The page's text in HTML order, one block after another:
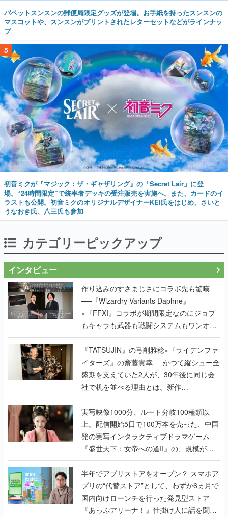
パペットスンスンの郵便局限定グッズが登場。お手紙を持ったスンスンの
マスコットや、スンスンがプリントされたレターセットなどがラインナッ
プ
5
初音ミクが『マジック：ザ・ギャザリング』の「Secret Lair」に登
場。“24時間限定”で統率者デッキの受注販売を実施へ。また、カードのイ
ラストも公開。初音ミクのオリジナルデザイナーKEI氏をはじめ、さいと
うなおき氏、八三氏も参加
カテゴリーピックアップ
インタビュー
作り込みのすさまじさにコラボ先も驚嘆
──『Wizardry Variants Daphne』
×『FFXI』コラボが期間限定なのにジョブ
もキャラも武器も戦闘システムもワンオフ
で作り込まれた理由を両ディレクターに聞
く
『TATSUJIN』の弓削雅稔×『ライデンファ
イターズ』の齋藤貴幸──かつて縦シュー全
盛期を支えていた2人が、30年後に同じ会
社で机を並べる理由とは。新作
『TATSUJIN EXTREME』で初タッグを組
んだレジェンド2人に訊く開発秘話
実写映像1000分、ルート分岐100種類以
上。配信開始5日で100万本を売った、中国
発の実写インタラクティブドラマゲーム
『盛世天下：女帝への道II』の、規模が違
うこだわりをプロデューサーに聞いた
半年でアプリストアをオープン？ スマホア
プリの“代替ストア”として、わずか6ヵ月で
国内向けローンチを行った発見型ストア
『あっぷアリーナ！』仕掛け人に話を聞い